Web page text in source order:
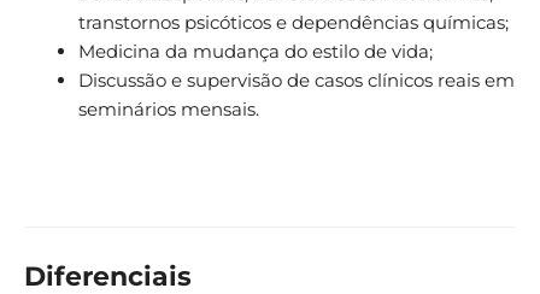
transtornos psicóticos e dependências químicas;
Medicina da mudança do estilo de vida;
Discussão e supervisão de casos clínicos reais em
seminários mensais.
Diferenciais